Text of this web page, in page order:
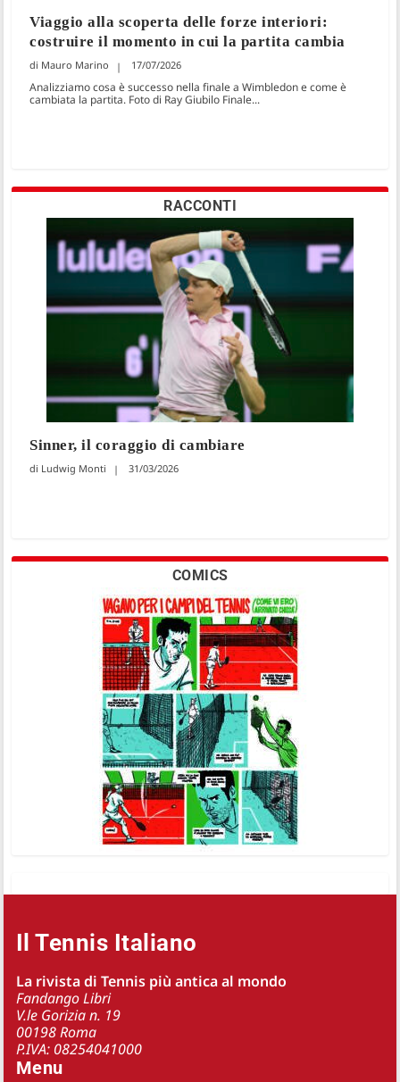
Viaggio alla scoperta delle forze interiori:
costruire il momento in cui la partita cambia
Mauro Marino 17/07/2026
Analizziamo cosa è successo nella finale a Wimbledon e come è
cambiata la partita. Foto di Ray Giubilo Finale...
RACCONTI
Sinner, il coraggio di cambiare
Ludwig Monti 31/03/2026
COMICS
Il Tennis Italiano
La rivista di Tennis più antica al mondo
Fandango Libri
V.le Gorizia n. 19
00198 Roma
P.IVA: 08254041000
Menu